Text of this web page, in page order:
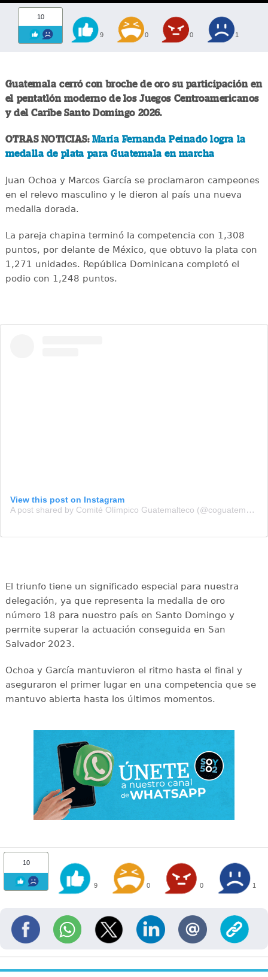
10
9 0 0 1
Guatemala cerró con broche de oro su participación en
el pentatlón moderno de los Juegos Centroamericanos
y del Caribe Santo Domingo 2026.
OTRAS NOTICIAS: María Fernanda Peinado logra la
medalla de plata para Guatemala en marcha
Juan Ochoa y Marcos García se proclamaron campeones
en el relevo masculino y le dieron al país una nueva
medalla dorada.
La pareja chapina terminó la competencia con 1,308
puntos, por delante de México, que obtuvo la plata con
1,271 unidades. República Dominicana completó el
podio con 1,248 puntos.
View this post on Instagram
A post shared by Comité Olímpico Guatemalteco (@coguatemalteco)
El triunfo tiene un significado especial para nuestra
delegación, ya que representa la medalla de oro
número 18 para nuestro país en Santo Domingo y
permite superar la actuación conseguida en San
Salvador 2023.
Ochoa y García mantuvieron el ritmo hasta el final y
aseguraron el primer lugar en una competencia que se
mantuvo abierta hasta los últimos momentos.
10
9 0 0 1